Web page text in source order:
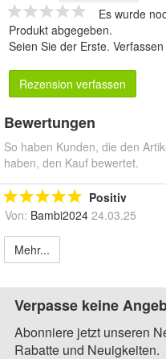
Es wurde
Produkt abgegeben.
Seien Sie der Erste.
Rezension verfassen
Bewertungen
So haben Kunden, die den
haben, den Kauf bewertet.
Positiv
Von: Bambi2024 24.03.25
Mehr...
Verpasse keine
Abonniere jetzt unseren
Rabatte und Neuigkeiten.